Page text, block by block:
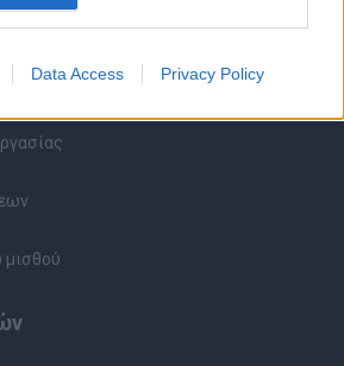
Data Access Privacy Policy
μισθού